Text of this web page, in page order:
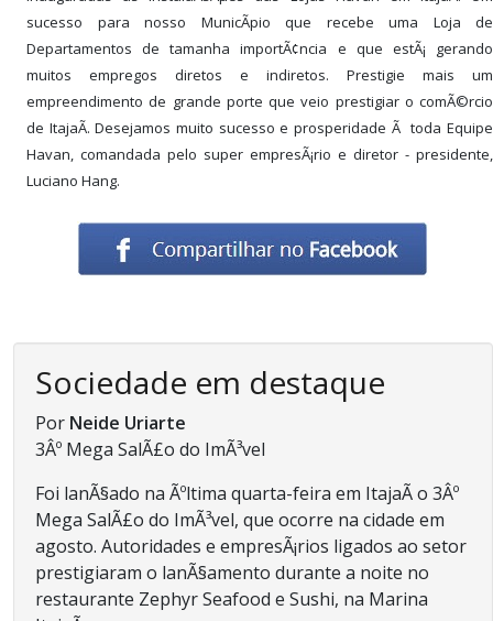
sucesso para nosso MunicÃ­pio que recebe uma Loja de
Departamentos de tamanha importÃ¢ncia e que estÃ¡ gerando
muitos empregos diretos e indiretos. Prestigie mais um
empreendimento de grande porte que veio prestigiar o comÃ©rcio
de ItajaÃ­. Desejamos muito sucesso e prosperidade Ã toda Equipe
Havan, comandada pelo super empresÃ¡rio e diretor - presidente,
Luciano Hang.
Sociedade em destaque
Por Neide Uriarte
3Âº Mega SalÃ£o do ImÃ³vel
Foi lanÃ§ado na Ãºltima quarta-feira em ItajaÃ­ o 3Âº
Mega SalÃ£o do ImÃ³vel, que ocorre na cidade em
agosto. Autoridades e empresÃ¡rios ligados ao setor
prestigiaram o lanÃ§amento durante a noite no
restaurante Zephyr Seafood e Sushi, na Marina